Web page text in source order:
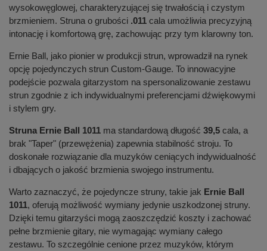
wysokowęglowej, charakteryzującej się trwałością i czystym
brzmieniem. Struna o grubości .011 cala umożliwia precyzyjną
intonację i komfortową grę, zachowując przy tym klarowny ton.
Ernie Ball, jako pionier w produkcji strun, wprowadził na rynek
opcję pojedynczych strun Custom-Gauge. To innowacyjne
podejście pozwala gitarzystom na spersonalizowanie zestawu
strun zgodnie z ich indywidualnymi preferencjami dźwiękowymi
i stylem gry.
Struna Ernie Ball 1011 ma standardową długość 39,5 cala, a
brak "Taper" (przewężenia) zapewnia stabilność stroju. To
doskonałe rozwiązanie dla muzyków ceniących indywidualność
i dbających o jakość brzmienia swojego instrumentu.
Warto zaznaczyć, że pojedyncze struny, takie jak Ernie Ball
1011, oferują możliwość wymiany jedynie uszkodzonej struny.
Dzięki temu gitarzyści mogą zaoszczędzić koszty i zachować
pełne brzmienie gitary, nie wymagając wymiany całego
zestawu. To szczególnie cenione przez muzyków, którym